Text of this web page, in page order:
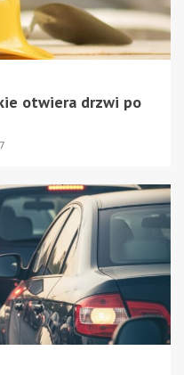
otwiera drzwi po